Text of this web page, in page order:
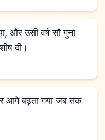
और उसी वर्ष सौ गुना
आशीष दी।
आगे बढ़ता गया जब तक